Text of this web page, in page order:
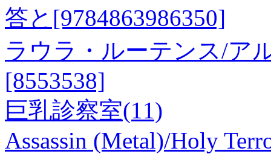
答と[9784863986350]
ラウラ・ルーテンス/ア
[8553538]
巨乳診察室(11)
Assassin (Metal)/Holy